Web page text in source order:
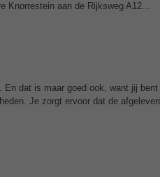
Knorrestein aan de Rijksweg A12...
dat is maar goed ook, want jij
Je zorgt ervoor dat de